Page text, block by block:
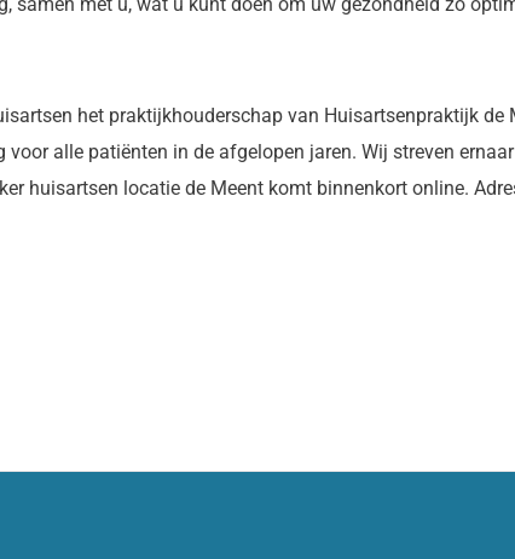
het praktijkhouderschap van Huisartsenpraktijk
alle patiënten in de afgelopen jaren. Wij streven
huisartsen locatie de Meent komt binnenkort online.